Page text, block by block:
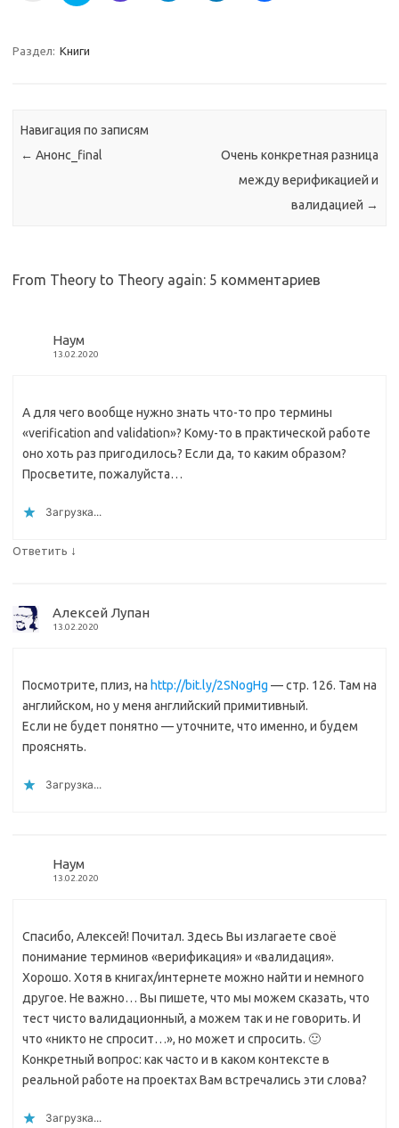
Раздел: Книги
Навигация по записям
← Анонс_final
Очень конкретная разница
между верификацией и
валидацией →
From Theory to Theory again: 5 комментариев
Наум
13.02.2020
А для чего вообще нужно знать что-то про термины
«verification and validation»? Кому-то в практической работе
оно хоть раз пригодилось? Если да, то каким образом?
Просветите, пожалуйста…
Загрузка...
Ответить ↓
Алексей Лупан
13.02.2020
Посмотрите, плиз, на http://bit.ly/2SNogHg — стр. 126. Там на
английском, но у меня английский примитивный.
Если не будет понятно — уточните, что именно, и будем
прояснять.
Загрузка...
Наум
13.02.2020
Спасибо, Алексей! Почитал. Здесь Вы излагаете своё
понимание терминов «верификация» и «валидация».
Хорошо. Хотя в книгах/интернете можно найти и немного
другое. Не важно… Вы пишете, что мы можем сказать, что
тест чисто валидационный, а можем так и не говорить. И
что «никто не спросит…», но может и спросить. 🙂
Конкретный вопрос: как часто и в каком контексте в
реальной работе на проектах Вам встречались эти слова?
Загрузка...